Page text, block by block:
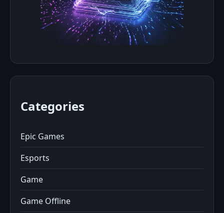
Categories
Epic Games
Esports
Game
Game Offline